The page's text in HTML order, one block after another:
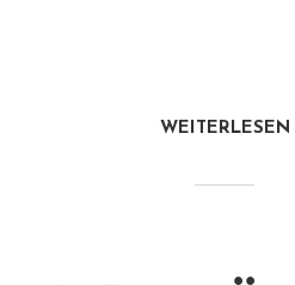
WEITERLESEN